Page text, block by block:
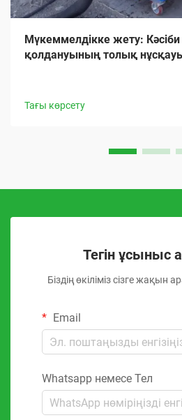
Мүкеммелдікке жету: Кәсіби
қолдануының толық
Тағы көрсету
Тегін ұсыныс
Біздің өкіліміз сізге жақын
Email
Whatsapp немесе Тел